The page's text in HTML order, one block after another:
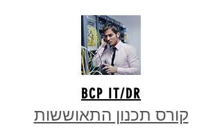
BCP IT/DR
קורס תכנון התאוששות